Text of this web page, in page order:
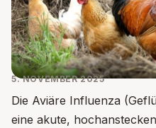
5. NOVEMBER 2025
Die Aviäre Influenza
eine akute,